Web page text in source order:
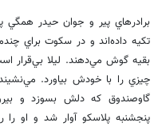
برادرهاي پير و جوان حيدر
تكيه داده‌اند و در سكوت براي
بقيه گوش مي‌دهند. ليلا بي‌قرار
چيزي را با خودش بياورد.
گاوصندوق كه دلش بسوزد و
پنجشنبه پلاسكو آوار شد و او